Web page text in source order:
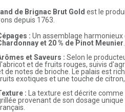
de Brignac Brut Gold est le
depuis 1763.
: Un assemblage harmonieux
et 20 % de Pinot Meunier
et Saveurs : Selon le
et de fruits rouges, suivis
de notes de brioche. Le palais est
exotiques et une touche de citron,
: La texture est décrite
provenant de son dosage